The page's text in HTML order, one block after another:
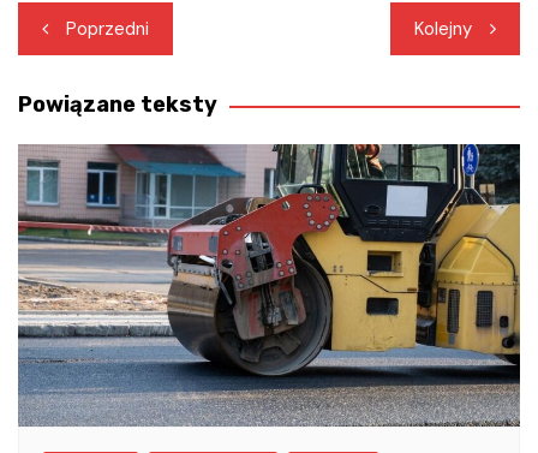
Nawigacja
wpisu
Poprzedni Kolejny
Powiązane teksty